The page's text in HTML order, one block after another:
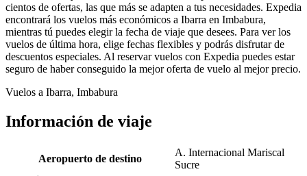
cientos de ofertas, las que más se adapten a tus necesidades. Expedia
encontrará los vuelos más económicos a Ibarra en Imbabura,
mientras tú puedes elegir la fecha de viaje que desees. Para ver los
vuelos de última hora, elige fechas flexibles y podrás disfrutar de
descuentos especiales. Al reservar vuelos con Expedia puedes estar
seguro de haber conseguido la mejor oferta de vuelo al mejor precio.
Vuelos a Ibarra, Imbabura
Información de viaje
Aeropuerto de destino
A. Internacional Mariscal
Sucre